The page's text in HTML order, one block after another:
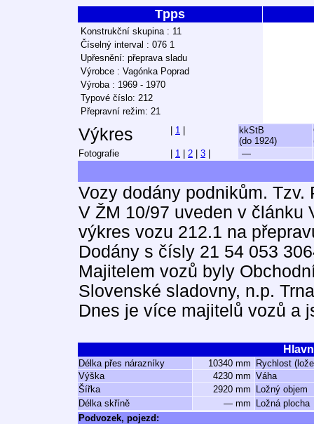
Tpps
Konstrukční skupina : 11
Číselný interval : 076 1
Upřesnění: přeprava sladu
Výrobce : Vagónka Poprad
Výroba : 1969 - 1970
Typové číslo: 212
Přepravní režim: 21
Výkres 1
kkStB
(do 1924)
Fotografie
1 2 3 —
Vozy dodány podnikům. Tzv.
V ŽM 10/97 uveden v článku
výkres vozu 212.1 na
Dodány s čísly 21 54 053
Majitelem vozů byly
Slovenské sladovny, n.p.
Dnes je více majitelů vozů a
Délka přes nárazníky 10340 mm
Rychlost
Výška
4230 mm Váha
Šířka
2920 mm
Ložný objem
Délka skříně
— mm
Ložná plocha
Podvozek, pojezd: